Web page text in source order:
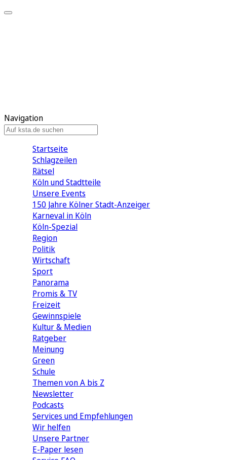
Navigation
Startseite
Schlagzeilen
Rätsel
Köln und Stadtteile
Unsere Events
150 Jahre Kölner Stadt-Anzeiger
Karneval in Köln
Köln-Spezial
Region
Politik
Wirtschaft
Sport
Panorama
Promis & TV
Freizeit
Gewinnspiele
Kultur & Medien
Ratgeber
Meinung
Green
Schule
Themen von A bis Z
Newsletter
Podcasts
Services und Empfehlungen
Wir helfen
Unsere Partner
E-Paper lesen